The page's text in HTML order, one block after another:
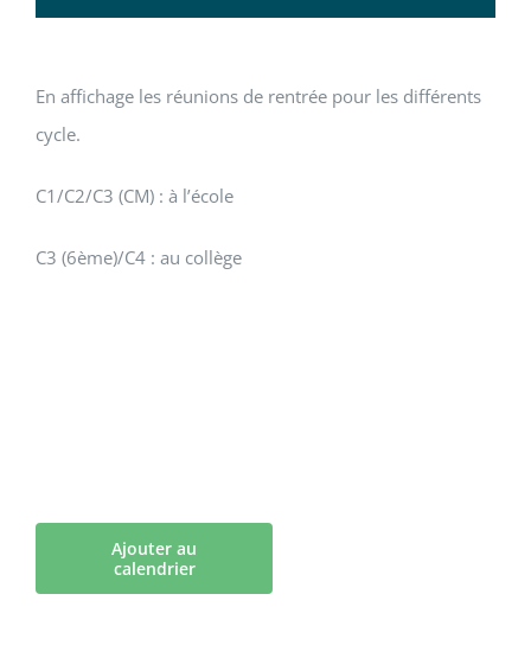
En affichage les réunions de rentrée pour les différents
cycle.
C1/C2/C3 (CM) : à l’école
C3 (6ème)/C4 : au collège
Ajouter au
calendrier